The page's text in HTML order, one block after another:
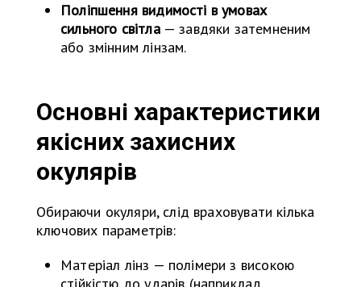
Поліпшення видимості в умовах
сильного світла— завдяки затемненим
або змінним лінзам.
Основні характеристики
якісних захисних
окулярів
Обираючи окуляри, слід враховувати кілька
ключових параметрів:
Матеріал лінз — полімери з високою